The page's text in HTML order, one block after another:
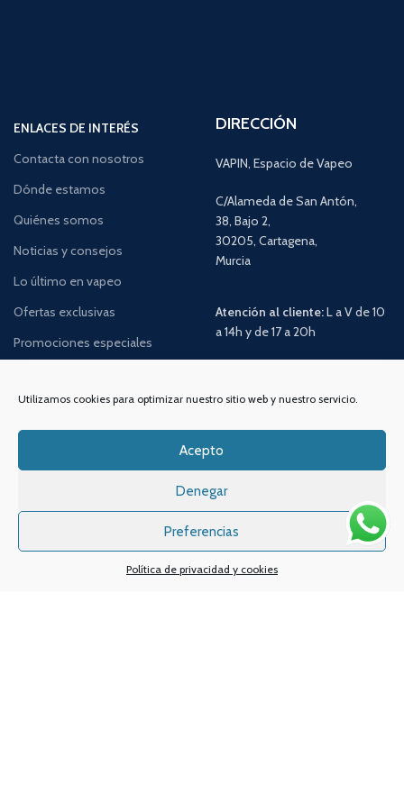
Utilizamos cookies para optimizar nuestro sitio web y nuestro servicio.
Acepto
Denegar
Preferencias
Política de privacidad y cookies
ENLACES DE INTERÉS
Contacta con nosotros
Dónde estamos
Quiénes somos
Noticias y consejos
Lo último en vapeo
Ofertas exclusivas
Promociones especiales
DIRECCIÓN
VAPIN, Espacio de Vapeo
C/Alameda de San Antón,
38, Bajo 2,
30205, Cartagena,
Murcia
Atención al cliente:L a V de 10
a 14h y de 17 a 20h
info